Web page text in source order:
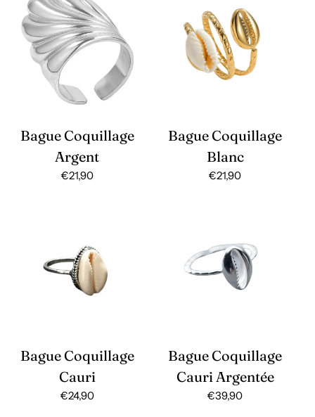
Bague Coquillage
Argent
Prix
€21,90
Bague Coquillage
Blanc
Prix
€21,90
Bague Coquillage
Cauri
Prix
€24,90
Bague Coquillage
Cauri Argentée
Prix
€39,90